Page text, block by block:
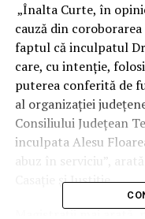
„Înalta Curte, în
cauză din
faptul că inculpatul
care, cu intenţie,
puterea conferită de
al organizaţiei
Consiliului Judeţean
inculpata Alesu
abuz în serviciu”,
Casaţie şi Justiţie.
Magistraţii mai arată,